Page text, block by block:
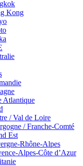
Kong
Atlantique
/ Val de Loire
/ Franche-Comté
Est
Rhône-Alpes
Alpes-Côte d’Azur